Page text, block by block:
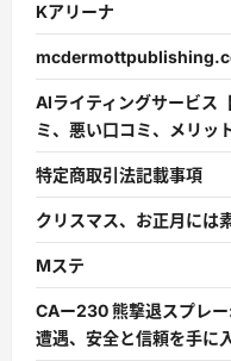
Kアリーナ
AIライティングサービス
ミ、悪い口コミ、メリッ
特定商取引法記載事項
クリスマス、お正月には
Mステ
CAー230 熊撃退スプレ
遭遇、安全と信頼を手に